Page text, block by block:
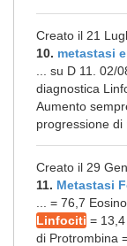
Creato il 21
10. metastasi
... su D 11.
diagnostica
Aumento
progressione di
Creato il 29
11. Metastasi
... = 76,7
Linfociti =
di Protrombina